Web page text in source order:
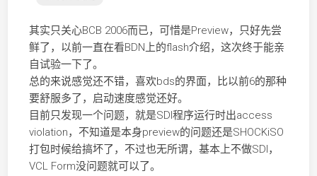
其实只关心BCB 2006而已，可惜是Preview，只好先尝
鲜了，以前一直在看BDN上的flash介绍，这次终于能亲
自试验一下了。
总的来说感觉还不错，喜欢bds的界面，比以前6的那种
要舒服多了，启动速度感觉还好。
目前只发现一个问题，就是SDI程序运行时出access
violation，不知道是本身preview的问题还是SHOCKiSO
打包时候给搞坏了，不过也无所谓，基本上不做SDI，
VCL Form没问题就可以了。